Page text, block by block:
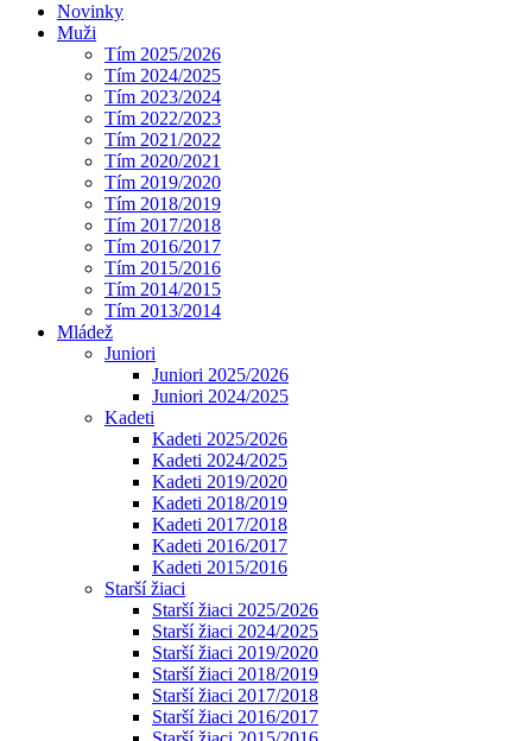
Novinky
Muži
Tím 2025/2026
Tím 2024/2025
Tím 2023/2024
Tím 2022/2023
Tím 2021/2022
Tím 2020/2021
Tím 2019/2020
Tím 2018/2019
Tím 2017/2018
Tím 2016/2017
Tím 2015/2016
Tím 2014/2015
Tím 2013/2014
Mládež
Juniori
Juniori 2025/2026
Juniori 2024/2025
Kadeti
Kadeti 2025/2026
Kadeti 2024/2025
Kadeti 2019/2020
Kadeti 2018/2019
Kadeti 2017/2018
Kadeti 2016/2017
Kadeti 2015/2016
Starší žiaci
Starší žiaci 2025/2026
Starší žiaci 2024/2025
Starší žiaci 2019/2020
Starší žiaci 2018/2019
Starší žiaci 2017/2018
Starší žiaci 2016/2017